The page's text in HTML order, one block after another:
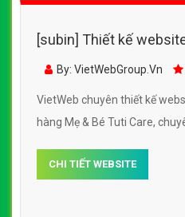
[subin] Thiết kế
cửa hàng Mẹ & Bé Tuti
By: VietWebGroup.Vn
VietWeb chuyên thiết kế
hàng Mẹ & Bé Tuti Care,
CHI TIẾT WEBSITE